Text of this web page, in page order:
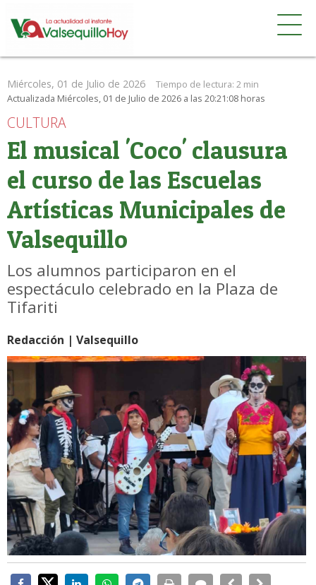
Miércoles, 01 de Julio de 2026 Tiempo de lectura: 2 min
Actualizada Miércoles, 01 de Julio de 2026 a las 20:21:08 horas
CULTURA
El musical 'Coco' clausura
el curso de las Escuelas
Artísticas Municipales de
Valsequillo
Los alumnos participaron en el
espectáculo celebrado en la Plaza de
Tifariti
Redacción | Valsequillo